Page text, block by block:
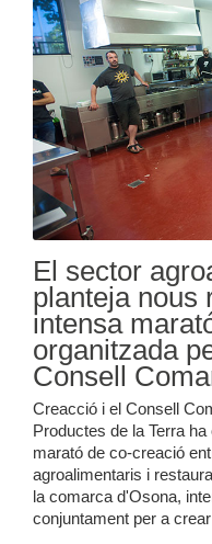
El sector
planteja nous
intensa
organitzada
Consell
Creacció i el Consell
Productes de la Terra
marató de co-creació
agroalimentaris i
la comarca d'Osona,
conjuntament per a